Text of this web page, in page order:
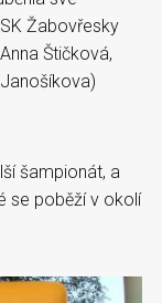
Žabovřesky
Štičková,
šampionát, a
se poběží v okolí